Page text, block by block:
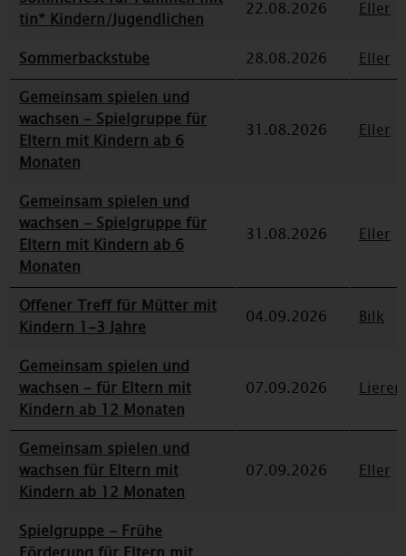
tin* Kindern/Jugendlichen
22.08.2026 Eller
Sommerbackstube 28.08.2026
Eller
Gemeinsam spielen und
wachsen - Spielgruppe für
Eltern mit Kindern ab 6
Monaten
31.08.2026 Eller
Gemeinsam spielen und
wachsen - Spielgruppe für
Eltern mit Kindern ab 6
Monaten
31.08.2026 Eller
Offener Treff für Mütter mit
Kindern 1-3 Jahre
04.09.2026 Bilk
Gemeinsam spielen und
wachsen - für Eltern mit
Kindern ab 12 Monaten
07.09.2026
Gemeinsam spielen und
wachsen für Eltern mit
Kindern ab 12 Monaten
07.09.2026 Eller
Spielgruppe - Frühe